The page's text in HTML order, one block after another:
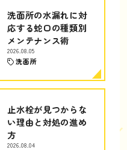
洗面所の水漏れに対
応する蛇口の種類別
メンテナンス術
2026.08.05
洗面所
止水栓が見つからな
い理由と対処の進め
方
2026.08.04